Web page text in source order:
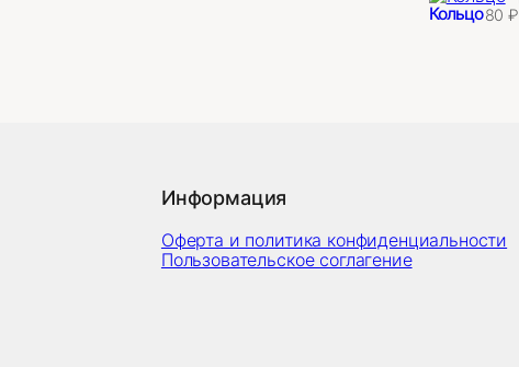
Кольцо 80₽
Информация
Оферта и политика конфиденциальности
Пользовательское соглагение